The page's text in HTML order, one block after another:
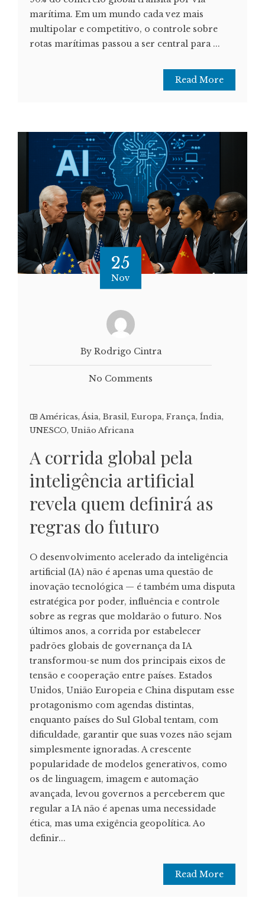
marítima. Em um mundo cada vez mais
multipolar e competitivo, o controle sobre
rotas marítimas passou a ser central para ...
Read More
25
Nov
By Rodrigo Cintra
No Comments
Américas, Ásia, Brasil, Europa, França, Índia,
UNESCO, União Africana
A corrida global pela
inteligência artificial
revela quem definirá as
regras do futuro
O desenvolvimento acelerado da inteligência
artificial (IA) não é apenas uma questão de
inovação tecnológica — é também uma disputa
estratégica por poder, influência e controle
sobre as regras que moldarão o futuro. Nos
últimos anos, a corrida por estabelecer
padrões globais de governança da IA
transformou-se num dos principais eixos de
tensão e cooperação entre países. Estados
Unidos, União Europeia e China disputam esse
protagonismo com agendas distintas,
enquanto países do Sul Global tentam, com
dificuldade, garantir que suas vozes não sejam
simplesmente ignoradas. A crescente
popularidade de modelos generativos, como
os de linguagem, imagem e automação
avançada, levou governos a perceberem que
regular a IA não é apenas uma necessidade
ética, mas uma exigência geopolítica. Ao
definir...
Read More